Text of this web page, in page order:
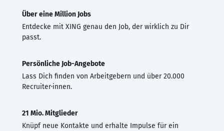
Über eine Million Jobs
Entdecke mit XING genau den Job, der wirklich zu Dir
passt.
Persönliche Job-Angebote
Lass Dich finden von Arbeitgebern und über 20.000
Recruiter·innen.
21 Mio. Mitglieder
Knüpf neue Kontakte und erhalte Impulse für ein